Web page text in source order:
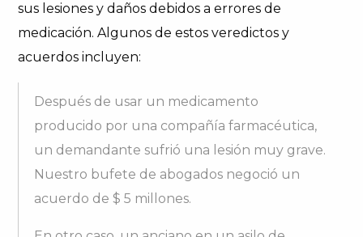
sus lesiones y daños debidos a errores de
medicación. Algunos de estos veredictos y
acuerdos incluyen:
Después de usar un medicamento
producido por una compañía farmacéutica,
un demandante sufrió una lesión muy grave.
Nuestro bufete de abogados negoció un
acuerdo de $ 5 millones.